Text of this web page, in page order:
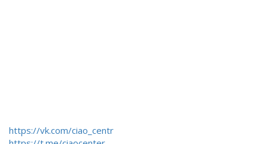
https://vk.com/ciao_centr